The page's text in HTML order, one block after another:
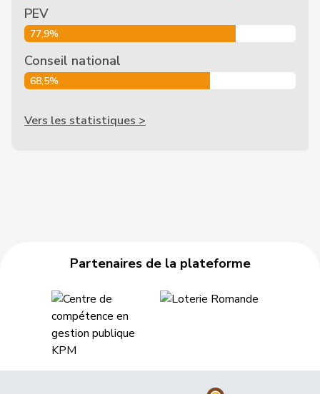
PEV
77,9%
Conseil national
68,5%
Vers les statistiques >
Partenaires de la plateforme